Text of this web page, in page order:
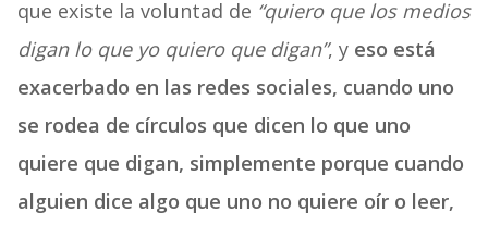
que existe la voluntad de “quiero que los medios
digan lo que yo quiero que digan”, y eso está
exacerbado en las redes sociales, cuando uno
se rodea de círculos que dicen lo que uno
quiere que digan, simplemente porque cuando
alguien dice algo que uno no quiere oír o leer,